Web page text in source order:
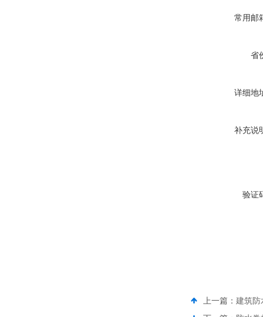
常用邮
省
详细地
补充说
验证
上一篇： 建筑防